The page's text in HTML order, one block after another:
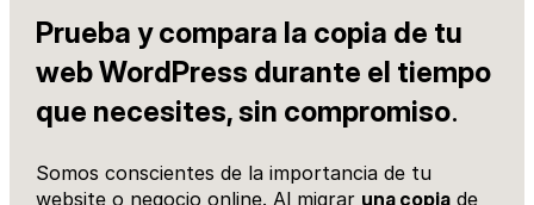
Prueba y compara la copia de tu
web WordPress durante el tiempo
que necesites, sin compromiso.
Somos conscientes de la importancia de tu
website o negocio online. Al migrar una copia de